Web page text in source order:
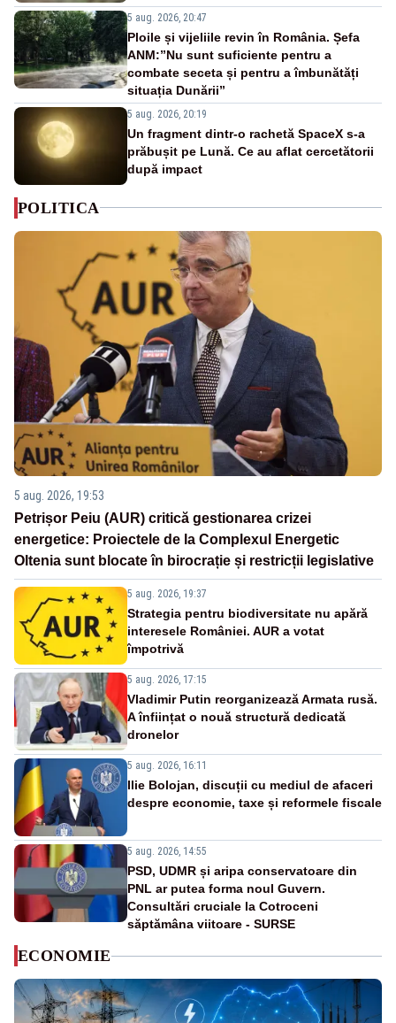
5 aug. 2026, 20:47
Ploile și vijeliile revin în România. Șefa
ANM:”Nu sunt suficiente pentru a
combate seceta și pentru a îmbunătăți
situația Dunării”
5 aug. 2026, 20:19
Un fragment dintr-o rachetă SpaceX s-a
prăbușit pe Lună. Ce au aflat cercetătorii
după impact
POLITICA
5 aug. 2026, 19:53
Petrișor Peiu (AUR) critică gestionarea crizei
energetice: Proiectele de la Complexul Energetic
Oltenia sunt blocate în birocrație și restricții legislative
5 aug. 2026, 19:37
Strategia pentru biodiversitate nu apără
interesele României. AUR a votat
împotrivă
5 aug. 2026, 17:15
Vladimir Putin reorganizează Armata rusă.
A înființat o nouă structură dedicată
dronelor
5 aug. 2026, 16:11
Ilie Bolojan, discuții cu mediul de afaceri
despre economie, taxe și reformele fiscale
5 aug. 2026, 14:55
PSD, UDMR și aripa conservatoare din
PNL ar putea forma noul Guvern.
Consultări cruciale la Cotroceni
săptămâna viitoare - SURSE
ECONOMIE